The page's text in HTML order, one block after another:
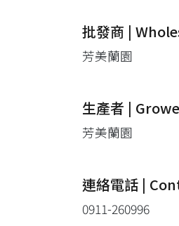
批發商 |
芳美蘭園
生產者 |
芳美蘭園
連絡電話 |
0911-260996